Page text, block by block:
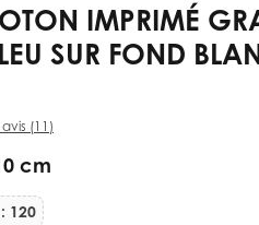
IMPRIMÉ
SUR FOND
(11)
cm
120